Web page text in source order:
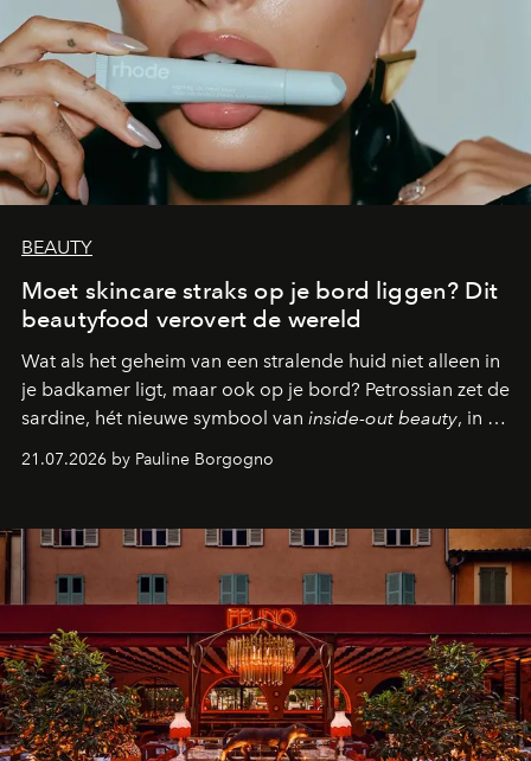
BEAUTY
Moet skincare straks op je bord liggen? Dit
beautyfood verovert de wereld
Wat als het geheim van een stralende huid niet alleen in
je badkamer ligt, maar ook op je bord? Petrossian zet de
sardine, hét nieuwe symbool van inside-out beauty, in de
kijker met twee gastronomische creaties.
21.07.2026 by Pauline Borgogno